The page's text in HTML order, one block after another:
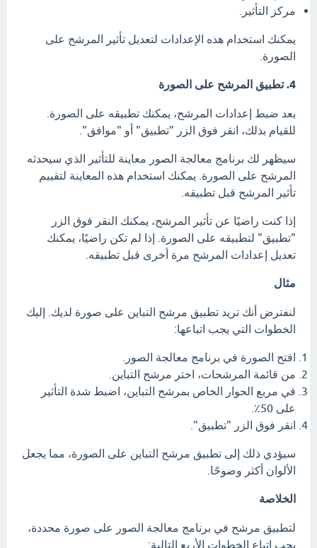
مركز التأثير.
يمكنك استخدام هذه الإعدادات لتعديل تأثير المرشح على
الصورة.
4. تطبيق المرشح على الصورة
بعد ضبط إعدادات المرشح، يمكنك تطبيقه على الصورة.
للقيام بذلك، انقر فوق الزر "تطبيق" أو "موافق".
سيظهر لك برنامج معالجة الصور معاينة للتأثير الذي سيحدثه
المرشح على الصورة. يمكنك استخدام هذه المعاينة لتقييم
تأثير المرشح قبل تطبيقه.
إذا كنت راضيًا عن تأثير المرشح، يمكنك النقر فوق الزر
"تطبيق" لتطبيقه على الصورة. إذا لم تكن راضيًا، يمكنك
تعديل إعدادات المرشح مرة أخرى قبل تطبيقه.
مثال
لنفترض أنك تريد تطبيق مرشح التباين على صورة لديك. إليك
الخطوات التي يجب اتباعها:
افتح الصورة في برنامج معالجة الصور.
من قائمة المرشحات، اختر مرشح التباين.
في مربع الحوار الخاص بمرشح التباين، اضبط شدة التأثير
على 50٪.
انقر فوق الزر "تطبيق".
سيؤدي ذلك إلى تطبيق مرشح التباين على الصورة، مما يجعل
الألوان أكثر وضوحًا.
الخلاصة
لتطبيق مرشح في برنامج معالجة الصور على صورة محددة،
يجب اتباع الخطوات الأربع التالية: